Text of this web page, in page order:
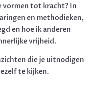
vormen tot kracht? In
en methodieken,
en hoe ik anderen
vrijheid.
die je uitnodigen
te kijken.